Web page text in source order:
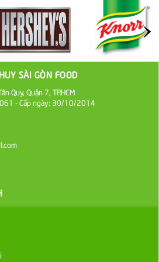
27.000 VND
cát trắng An Khê bao 50kg
1.100.000 VND
Tôm Cholimex PET Hũ 450g
Cholimex Hũ Thuỷ Tinh 150g
Nước tương cholimex 4,9L
75.000 VND
SÀI GÒN FOOD
Quy, Quận 7, TP.HCM
- Cấp ngày: 30/10/2014
334